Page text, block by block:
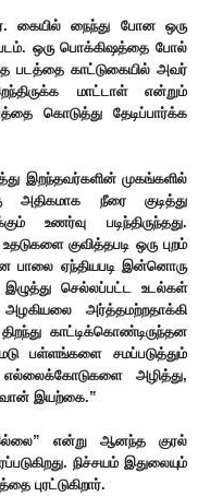
கையில் நைந்து போன ஒரு
ஒரு பொக்கிஷத்தை போல்
படத்தை காட்டுகையில் அவர்
மாட்டாள் என்றும்
கொடுத்து தேடிப்பார்க்க
இறந்தவர்களின் முகங்களில்
அதிகமாக நீரை குடித்து
உணர்வு படிந்திருந்தது.
குவித்தபடி ஒரு புறம்
பாலை ஏந்தியபடி இன்னொரு
இழுத்து செல்லப்பட்ட உடல்கள்
அழகியலை அர்த்தமற்றதாக்கி
காட்டிக்கொண்டிருந்தன
பள்ளங்களை சமப்படுத்தும்
எல்லைக்கோடுகளை அழித்து,
இயற்கை.”
என்று ஆனந்த குரல்
நிச்சயம் இதுலையும்
புரட்டுகிறார்.